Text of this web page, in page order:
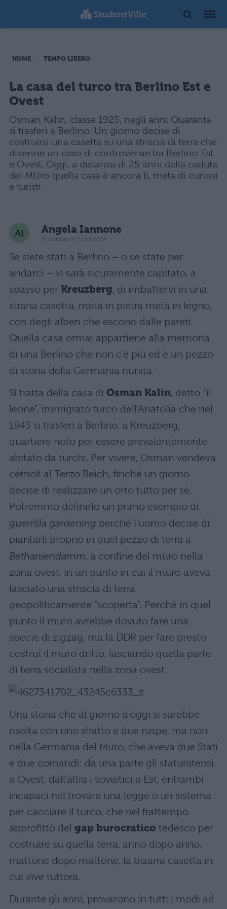
HOME TEMPO LIBERO
La casa del turco tra Berlino Est e
Ovest
Osman Kalin, classe 1925, negli anni Quaranta
si trasferì a Berlino. Un giorno decise di
costruirsi una casetta su una striscia di terra che
divenne un caso di controversie tra Berlino Est
e Ovest. Oggi, a distanza di 25 anni dalla caduta
del MUro quella casa è ancora lì, meta di curiosi
e turisti
Angela Iannone
Pubblicato il 7 nov 2014
Se siete stati a Berlino – o se state per
andarci – vi sarà sicuramente capitato, a
spasso per Kreuzberg, di imbattervi in una
strana casetta, metà in pietra metà in legno,
con degli alberi che escono dalle pareti.
Quella casa ormai appartiene alla memoria
di una Berlino che non c’è più ed è un pezzo
di storia della Germania riunita.
Si tratta della casa di Osman Kalin, detto “il
leone”, immigrato turco dell’Anatolia che nel
1943 si trasferì a Berlino, a Kreuzberg,
quartiere noto per essere prevalentemente
abitato da turchi. Per vivere, Osman vendeva
cetrioli al Terzo Reich, finchè un giorno
decise di realizzare un orto tutto per sè.
Potremmo definirlo un primo esempio di
guerrilla gardening perchè l’uomo decise di
piantarli proprio in quel pezzo di terra a
Bethaniendamm, a confine del muro nella
zona ovest, in un punto in cui il muro aveva
lasciato una striscia di terra
geopoliticamente “scoperta”. Perchè in quel
punto il muro avrebbe dovuto fare una
specie di zigzag, ma la DDR per fare presto
costruì il muro dritto, lasciando quella parte
di terra socialista nella zona ovest.
Una storia che al giorno d’oggi si sarebbe
risolta con uno sfratto e due ruspe, ma non
nella Germania del Muro, che aveva due Stati
e due comandi: da una parte gli statunitensi
a Ovest, dall’altra i sovietici a Est, entrambi
incapaci nel trovare una legge o un sistema
per cacciare il turco, che nel frattempo
approfittò del gap burocratico tedesco per
costruire su quella terra, anno dopo anno,
mattone dopo mattone, la bizarra casetta in
cui vive tuttora.
Durante gli anni, provarono in tutti i modi ad